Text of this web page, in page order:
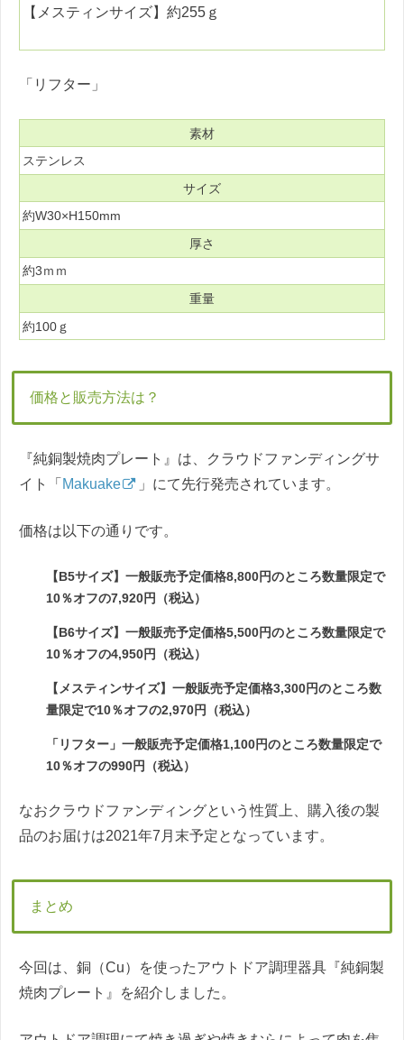
【メスティンサイズ】約255ｇ
「リフター」
素材
ステンレス
サイズ
約W30×H150mm
厚さ
約3ｍｍ
重量
約100ｇ
価格と販売方法は？
『純銅製焼肉プレート』は、クラウドファンディングサ
イト「 Makuake 」にて先行発売されています。
価格は以下の通りです。
【B5サイズ】一般販売予定価格8,800円のところ数量限定で
10％オフの7,920円（税込）
【B6サイズ】一般販売予定価格5,500円のところ数量限定で
10％オフの4,950円（税込）
【メスティンサイズ】一般販売予定価格3,300円のところ数
量限定で10％オフの2,970円（税込）
「リフター」一般販売予定価格1,100円のところ数量限定で
10％オフの990円（税込）
なおクラウドファンディングという性質上、購入後の製
品のお届けは2021年7月末予定となっています。
まとめ
今回は、銅（Cu）を使ったアウトドア調理器具『純銅製
焼肉プレート』を紹介しました。